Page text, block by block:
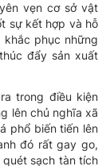
vẹn cơ sở vật
sự kết hợp và hỗ
phục những
đẩy sản xuất
trong điều kiện
lên chủ nghĩa xã
phổ biến tiến lên
đó rất gay go,
sạch tàn tích